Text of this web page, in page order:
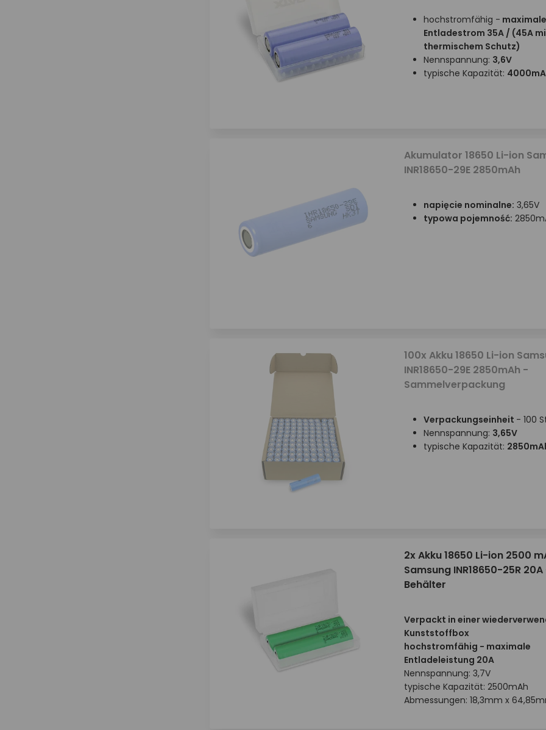
hochstromfähig -
Entladestrom 35A / (45A
thermischem Schutz)
Nennspannung: 3,6V
typische Kapazität:
Akumulator 18650 Li-ion
INR18650-29E 2850mAh
napięcie nominalne: 3,65V
typowa pojemność:
100x Akku 18650 Li-ion
INR18650-29E 2850mAh -
Sammelverpackung
Verpackungseinheit - 100
Nennspannung: 3,65V
typische Kapazität:
2x Akku 18650 Li-ion 2500
Samsung INR18650-25R
Behälter
Verpackt in einer
Kunststoffbox
hochstromfähig - maximale
Entladeleistung 20A
Nennspannung: 3,7V
typische Kapazität: 2500mAh
Abmessungen: 18,3mm x